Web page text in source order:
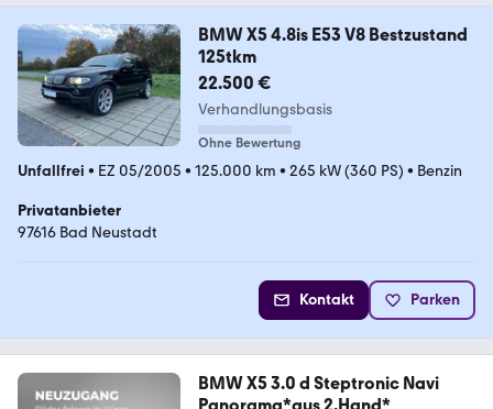
BMW X5 4.8is E53 V8 Bestzustand
125tkm
22.500 €
Verhandlungsbasis
Ohne Bewertung
Unfallfrei • EZ 05/2005 • 125.000 km • 265 kW (360 PS) • Benzin
Privatanbieter
97616 Bad Neustadt
Kontakt Parken
BMW X5 3.0 d Steptronic Navi